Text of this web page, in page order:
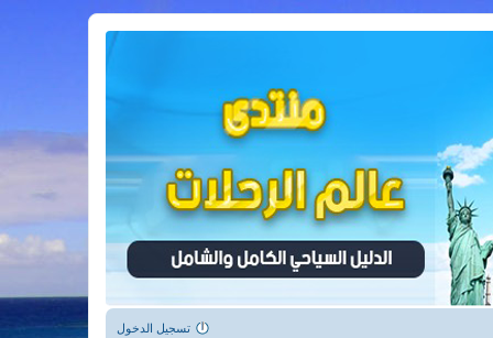
تسجيل الدخول